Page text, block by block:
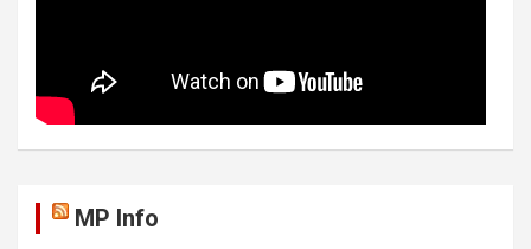
MP Info